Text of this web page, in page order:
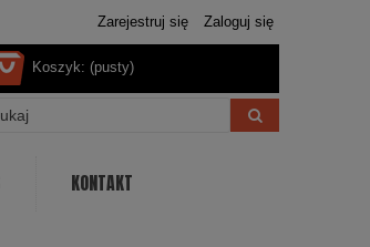
Zarejestruj się Zaloguj się
Koszyk: (pusty)
KONTAKT